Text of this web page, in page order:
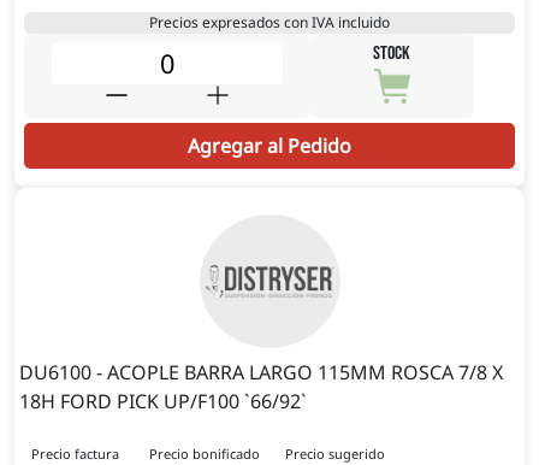
Precios expresados con IVA incluido
STOCK
Agregar al Pedido
DU6100 - ACOPLE BARRA LARGO 115MM ROSCA 7/8 X
18H FORD PICK UP/F100 `66/92`
Precio factura
Precio bonificado
Precio sugerido